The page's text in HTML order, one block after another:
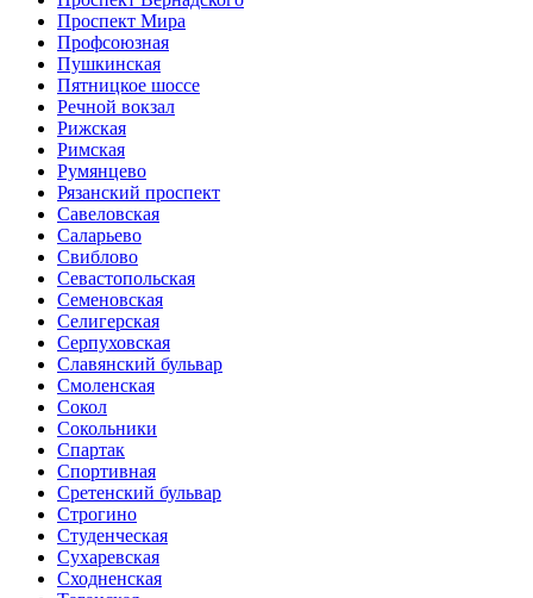
Проспект Мира
Профсоюзная
Пушкинская
Пятницкое шоссе
Речной вокзал
Рижская
Римская
Румянцево
Рязанский проспект
Савеловская
Саларьево
Свиблово
Севастопольская
Семеновская
Селигерская
Серпуховская
Славянский бульвар
Смоленская
Сокол
Сокольники
Спартак
Спортивная
Сретенский бульвар
Строгино
Студенческая
Сухаревская
Сходненская